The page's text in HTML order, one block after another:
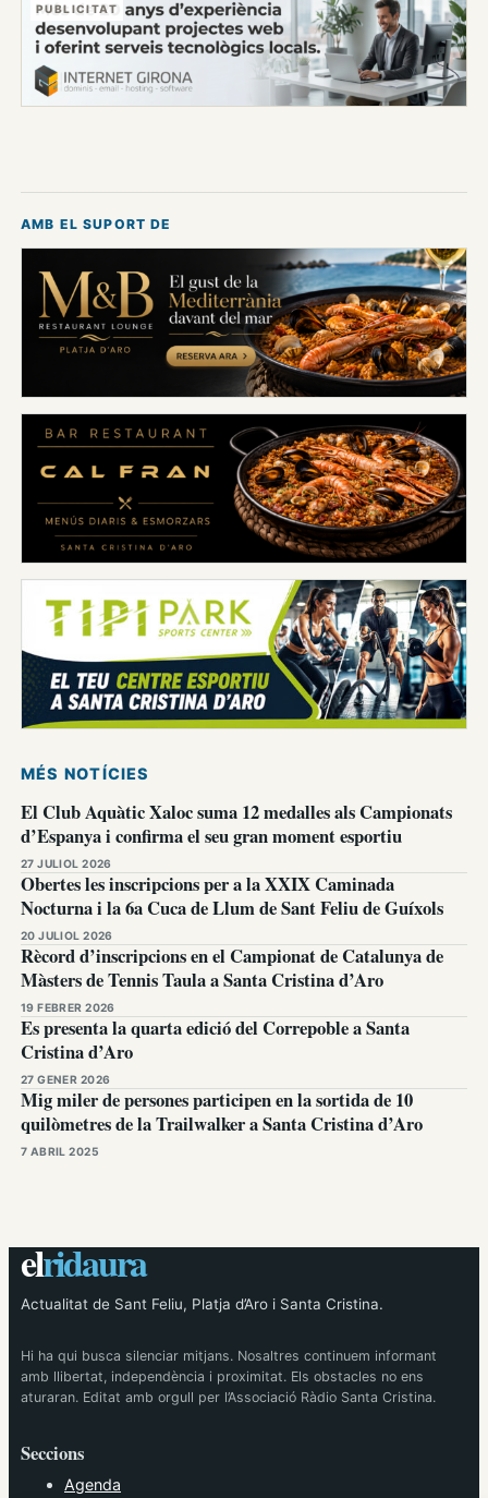
PUBLICITAT
AMB EL SUPORT DE
MÉS NOTÍCIES
El Club Aquàtic Xaloc suma 12 medalles als Campionats
d’Espanya i confirma el seu gran moment esportiu
27 JULIOL 2026
Obertes les inscripcions per a la XXIX Caminada
Nocturna i la 6a Cuca de Llum de Sant Feliu de Guíxols
20 JULIOL 2026
Rècord d’inscripcions en el Campionat de Catalunya de
Màsters de Tennis Taula a Santa Cristina d’Aro
19 FEBRER 2026
Es presenta la quarta edició del Correpoble a Santa
Cristina d’Aro
27 GENER 2026
Mig miler de persones participen en la sortida de 10
quilòmetres de la Trailwalker a Santa Cristina d’Aro
7 ABRIL 2025
elridaura
Actualitat de Sant Feliu, Platja d’Aro i Santa Cristina.
Hi ha qui busca silenciar mitjans. Nosaltres continuem informant
amb llibertat, independència i proximitat. Els obstacles no ens
aturaran. Editat amb orgull per l’Associació Ràdio Santa Cristina.
Seccions
Agenda